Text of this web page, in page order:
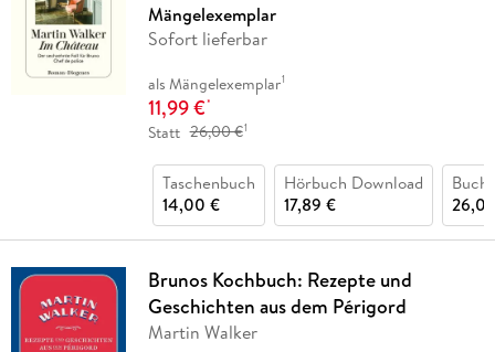
Mängelexemplar
Sofort lieferbar
als Mängelexemplar1
11,99 €*
Statt 26,00 €1
Taschenbuch
14,00 €
Hörbuch Download
17,89 €
Buch
Brunos Kochbuch: Rezepte und
Geschichten aus dem Périgord
Martin Walker